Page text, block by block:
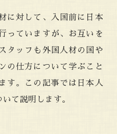
に対して、入国前に日本
っていますが、お互いを
タッフも外国人材の国や
の仕方について学ぶこと
す。この記事では日本人
て説明します。